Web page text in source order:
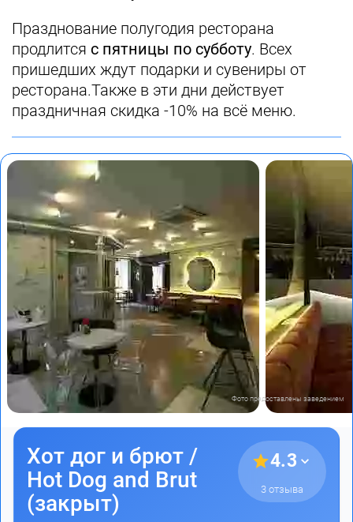
Празднование полугодия ресторана
продлится с пятницы по субботу. Всех
пришедших ждут подарки и сувениры от
ресторана.Также в эти дни действует
праздничная скидка -10% на всё меню.
Фото предоставлены заведением
Хот дог и брют /
Hot Dog and Brut
(закрыт)
4.3
3 отзыва